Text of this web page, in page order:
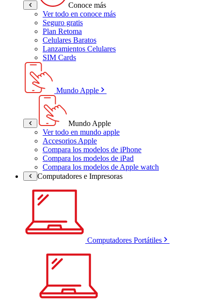
Conoce más
Ver todo en conoce más
Seguro gratis
Plan Retoma
Celulares Baratos
Lanzamientos Celulares
SIM Cards
Mundo Apple
Mundo Apple
Ver todo en mundo apple
Accesorios Apple
Compara los modelos de iPhone
Compara los modelos de iPad
Compara los modelos de Apple watch
Computadores e Impresoras
Computadores Portátiles